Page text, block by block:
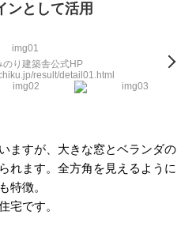
ンとして活用
のり建築舎公式HP
result/detail01.html
ますが、大きな窓とベランダの
れます。全方角を見えるように
特徴。
宅です。